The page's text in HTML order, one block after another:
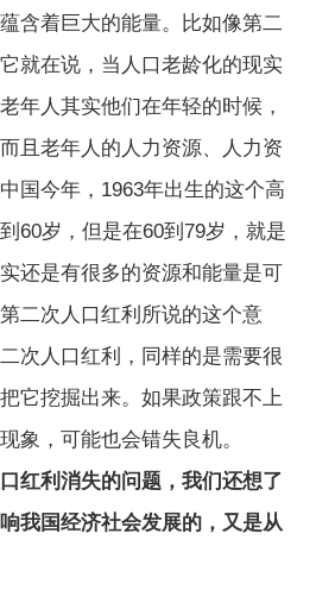
含着巨大的能量。比如像第二
就在说，当人口老龄化的现实
年人其实他们在年轻的时候，
且老年人的人力资源、人力资
国今年，1963年出生的这个高
60岁，但是在60到79岁，就是
还是有很多的资源和能量是可
二次人口红利所说的这个意
次人口红利，同样的是需要很
它挖掘出来。如果政策跟不上
象，可能也会错失良机。
红利消失的问题，我们还想了
我国经济社会发展的，又是从